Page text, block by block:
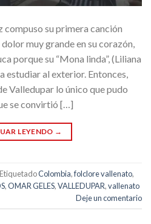
compuso su primera canción
muy grande en su corazón,
porque su “Mona linda”, (Liliana
estudiar al exterior. Entonces,
Valledupar lo único que pudo
se convirtió […]
LEYENDO →
EtiquetadoColombia,folclore vallenato,
,OMAR GELES,VALLEDUPAR,vallenato
Deje un comentario